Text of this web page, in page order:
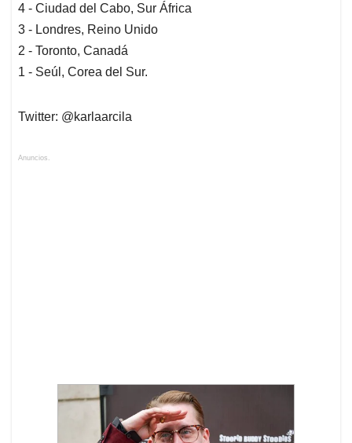
4 - Ciudad del Cabo, Sur África
3 - Londres, Reino Unido
2 - Toronto, Canadá
1 - Seúl, Corea del Sur.
Twitter: @karlaarcila
Anuncios.